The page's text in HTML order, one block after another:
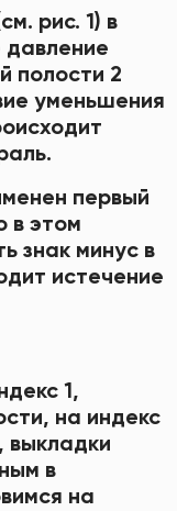
рис. 1) в
полости 2
уменьшения
первый
в этом
знак минус в
истечение
1,
на индекс
выкладки
в
на